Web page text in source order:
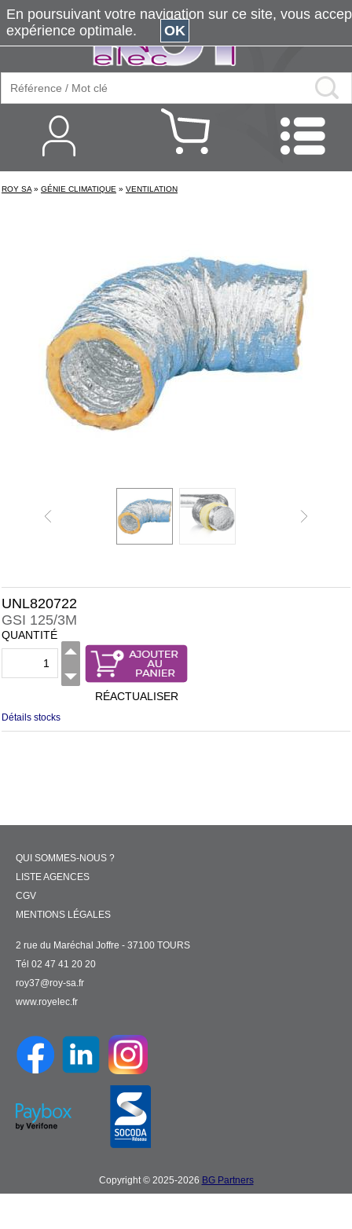
ROY SA » GÉNIE CLIMATIQUE » VENTILATION
UNL820722
GSI 125/3M
QUANTITÉ
RÉACTUALISER
Détails stocks
QUI SOMMES-NOUS ?
LISTE AGENCES
CGV
MENTIONS LÉGALES
2 rue du Maréchal Joffre - 37100 TOURS
Tél 02 47 41 20 20
roy37@roy-sa.fr
www.royelec.fr
Copyright © 2025-2026 BG Partners
En poursuivant votre navigation sur ce site, vous
expérience optimale.
OK